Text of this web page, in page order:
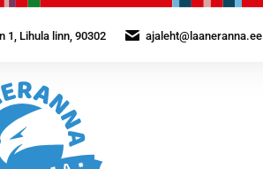
1, Lihula linn, 90302 ajaleht@laaneranna.ee